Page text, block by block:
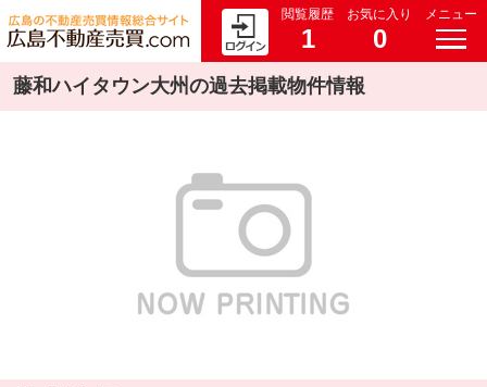
閲覧履歴
1
お気に入り
0
メニュー
藤和ハイタウン大州の過去掲載物件情報